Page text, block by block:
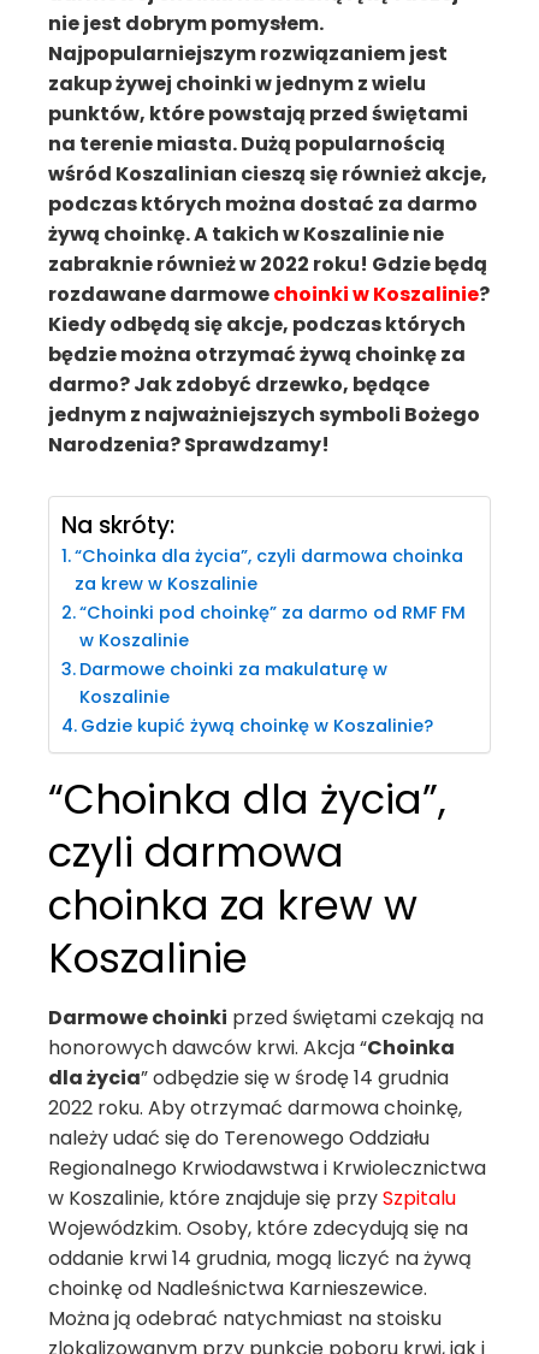
nie jest dobrym pomysłem.
Najpopularniejszym rozwiązaniem jest
zakup żywej choinki w jednym z wielu
punktów, które powstają przed świętami
na terenie miasta. Dużą popularnością
wśród Koszalinian cieszą się również akcje,
podczas których można dostać za darmo
żywą choinkę. A takich w Koszalinie nie
zabraknie również w 2022 roku! Gdzie będą
rozdawane darmowechoinki w Koszalinie?
Kiedy odbędą się akcje, podczas których
będzie można otrzymać żywą choinkę za
darmo? Jak zdobyć drzewko, będące
jednym z najważniejszych symboli Bożego
Narodzenia? Sprawdzamy!
Na skróty:
“Choinka dla życia”, czyli darmowa choinka
za krew w Koszalinie
“Choinki pod choinkę” za darmo od RMF FM
w Koszalinie
Darmowe choinki za makulaturę w
Koszalinie
Gdzie kupić żywą choinkę w Koszalinie?
“Choinka dla życia”,
czyli darmowa
choinka za krew w
Koszalinie
Darmowe choinki przed świętami czekają na
honorowych dawców krwi. Akcja “Choinka
dla życia” odbędzie się w środę 14 grudnia
2022 roku. Aby otrzymać darmowa choinkę,
należy udać się do Terenowego Oddziału
Regionalnego Krwiodawstwa i Krwiolecznictwa
w Koszalinie, które znajduje się przySzpitalu
Wojewódzkim. Osoby, które zdecydują się na
oddanie krwi 14 grudnia, mogą liczyć na żywą
choinkę od Nadleśnictwa Karnieszewice.
Można ją odebrać natychmiast na stoisku